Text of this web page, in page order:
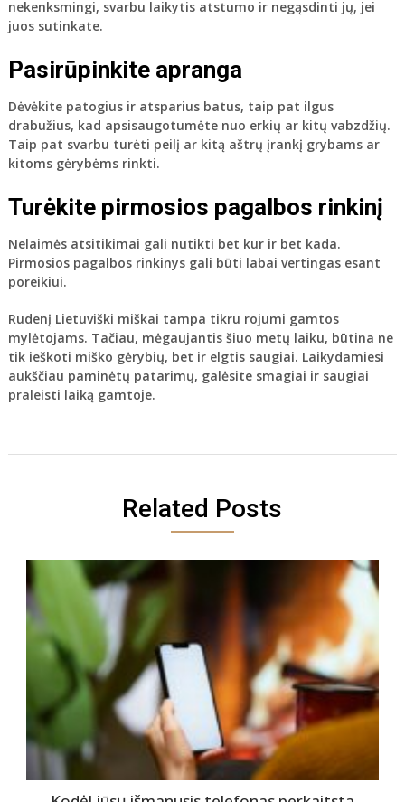
nekenksmingi, svarbu laikytis atstumo ir negąsdinti jų, jei
juos sutinkate.
Pasirūpinkite apranga
Dėvėkite patogius ir atsparius batus, taip pat ilgus
drabužius, kad apsisaugotumėte nuo erkių ar kitų vabzdžių.
Taip pat svarbu turėti peilį ar kitą aštrų įrankį grybams ar
kitoms gėrybėms rinkti.
Turėkite pirmosios pagalbos rinkinį
Nelaimės atsitikimai gali nutikti bet kur ir bet kada.
Pirmosios pagalbos rinkinys gali būti labai vertingas esant
poreikiui.
Rudenį Lietuviški miškai tampa tikru rojumi gamtos
mylėtojams. Tačiau, mėgaujantis šiuo metų laiku, būtina ne
tik ieškoti miško gėrybių, bet ir elgtis saugiai. Laikydamiesi
aukščiau paminėtų patarimų, galėsite smagiai ir saugiai
praleisti laiką gamtoje.
Related Posts